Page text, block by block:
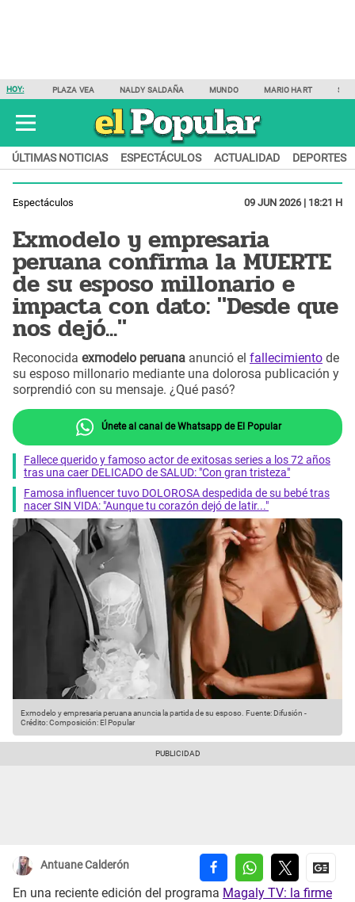
HOY: PLAZA VEA NALDY SALDAÑA MUNDO MARIO HART
ÚLTIMAS NOTICIAS ESPECTÁCULOS ACTUALIDAD DEPORTES
Espectáculos 09 JUN 2026 | 18:21 H
Exmodelo y empresaria
peruana confirma la MUERTE
de su esposo millonario e
impacta con dato: "Desde que
nos dejó..."
Reconocida exmodelo peruana anunció el fallecimiento de
su esposo millonario mediante una dolorosa publicación y
sorprendió con su mensaje. ¿Qué pasó?
Únete al canal de Whatsapp de El Popular
Fallece querido y famoso actor de exitosas series a los 72 años
tras una caer DELICADO de SALUD: "Con gran tristeza"
Famosa influencer tuvo DOLOROSA despedida de su bebé tras
nacer SIN VIDA: "Aunque tu corazón dejó de latir..."
Exmodelo y empresaria peruana anuncia la partida de su esposo. Fuente: Difusión -
Crédito: Composición: El Popular
Antuane Calderón
En una reciente edición del programa Magaly TV: la firme